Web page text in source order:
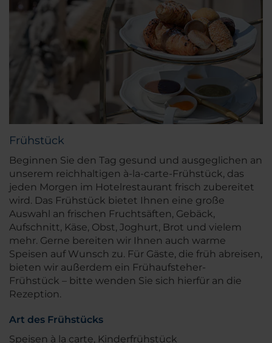
Frühstück
Beginnen Sie den Tag gesund und ausgeglichen an
unserem reichhaltigen à-la-carte-Frühstück, das
jeden Morgen im Hotelrestaurant frisch zubereitet
wird. Das Frühstück bietet Ihnen eine große
Auswahl an frischen Fruchtsäften, Gebäck,
Aufschnitt, Käse, Obst, Joghurt, Brot und vielem
mehr. Gerne bereiten wir Ihnen auch warme
Speisen auf Wunsch zu. Für Gäste, die früh abreisen,
bieten wir außerdem ein Frühaufsteher-
Frühstück – bitte wenden Sie sich hierfür an die
Rezeption.
Art des Frühstücks
Speisen à la carte, Kinderfrühstück